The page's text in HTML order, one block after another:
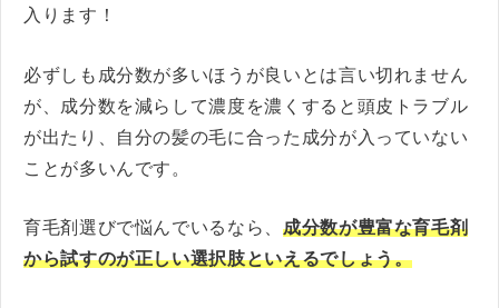
入ります！
必ずしも成分数が多いほうが良いとは言い切れません
が、成分数を減らして濃度を濃くすると頭皮トラブル
が出たり、自分の髪の毛に合った成分が入っていない
ことが多いんです。
育毛剤選びで悩んでいるなら、 成分数が豊富な育毛剤
から試すのが正しい選択肢といえるでしょう。